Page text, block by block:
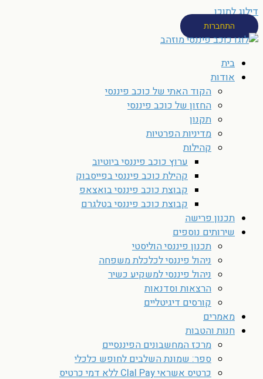
דילוג לתוכן
התחברות
בית
אודות
הקוד האתי של כוכב פיננסי
החזון של כוכב פיננסי
תקנון
מדיניות הפרטיות
קהילות
ערוץ כוכב פיננסי ביוטיוב
קהילת כוכב פיננסי בפייסבוק
קבוצת כוכב פיננסי בואצאפ
קבוצת כוכב פיננסי בטלגרם
תכנון פרישה
שירותים נוספים
תכנון פיננסי הוליסטי
ניהול פיננסי לכלכלת משפחה
ניהול פיננסי למשקיע כשיר
הרצאות וסדנאות
קורסים דיגיטליים
מאמרים
חנות והטבות
מרכז המחשבונים הפיננסיים
ספר: שמונת השלבים לחופש כלכלי
כרטיס אשראי Clal Pay ללא דמי כרטיס